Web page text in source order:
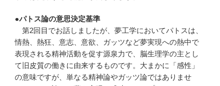
●パトス論の意思決定基準
第2回目でお話しましたが、夢工学においてパトスは、
情熱、熱狂、意志、意欲、ガッツなど夢実現への熱中で
表現される精神活動を促す源泉力で、脳生理学の主とし
て旧皮質の働きに由来するものです。大まかに「感性」
の意味ですが、単なる精神論やガッツ論ではありませ